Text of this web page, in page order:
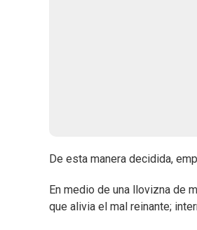
De esta manera decidida,
En medio de una llovizna de
que alivia el mal reinante;